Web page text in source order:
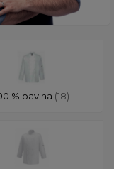
% bavlna (18)